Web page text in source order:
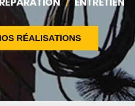
RÉALISATIONS